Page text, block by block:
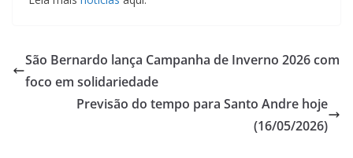
São Bernardo lança Campanha de Inverno 2026 com
foco em solidariedade
Previsão do tempo para Santo Andre hoje
(16/05/2026)